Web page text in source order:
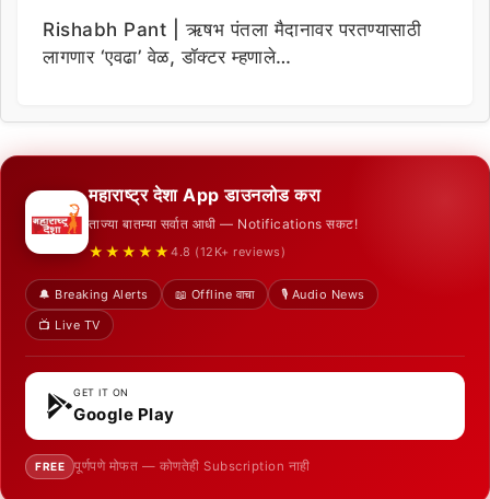
Rishabh Pant | ऋषभ पंतला मैदानावर परतण्यासाठी
लागणार ‘एवढा’ वेळ, डॉक्टर म्हणाले…
महाराष्ट्र देशा App डाउनलोड करा
ताज्या बातम्या सर्वात आधी — Notifications सकट!
★★★★★ 4.8 (12K+ reviews)
🔔 Breaking Alerts 📖 Offline वाचा
🎙️ Audio News
📺 Live TV
GET IT ON
Google Play
FREE पूर्णपणे मोफत — कोणतेही Subscription नाही